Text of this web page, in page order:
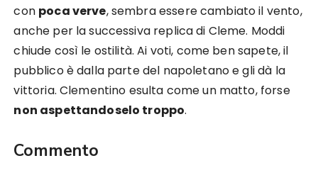
con poca verve, sembra essere cambiato il vento,
anche per la successiva replica di Cleme. Moddi
chiude così le ostilità. Ai voti, come ben sapete, il
pubblico è dalla parte del napoletano e gli dà la
vittoria. Clementino esulta come un matto, forse
non aspettandoselo troppo.
Commento